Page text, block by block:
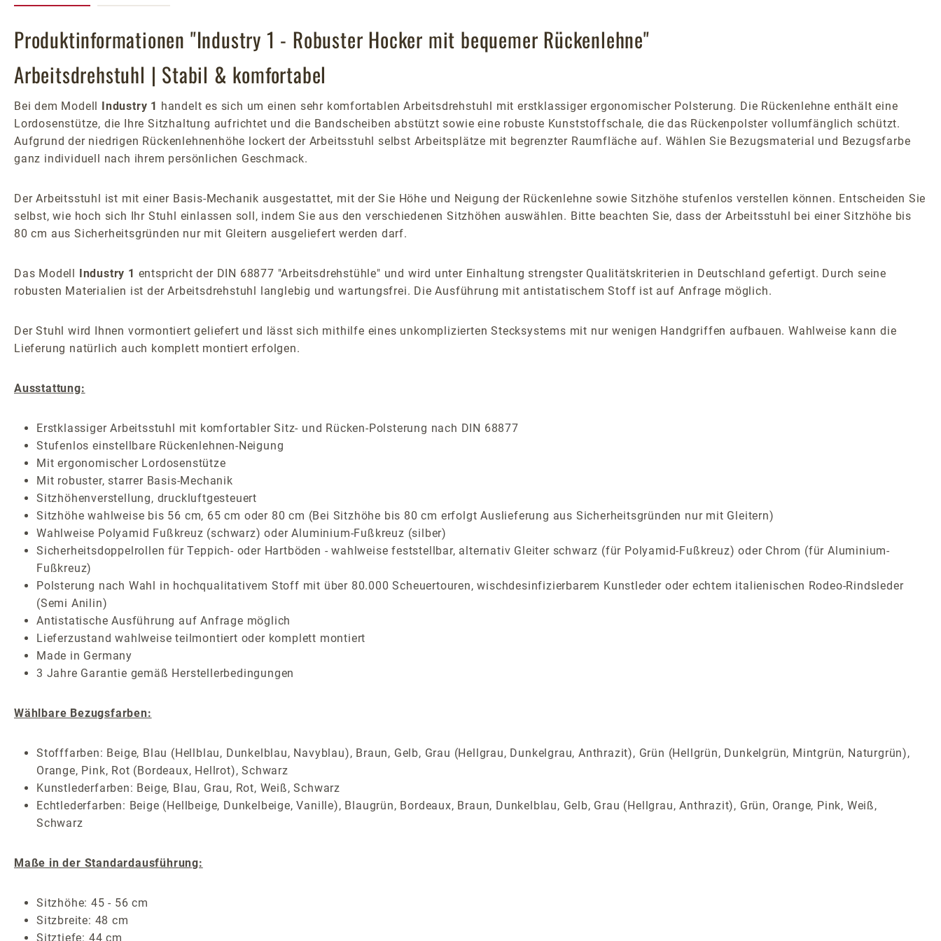
Produktinformationen "Industry 1 - Robuster Hocker mit bequemer Rückenlehne"
Arbeitsdrehstuhl | Stabil & komfortabel
Bei dem Modell Industry 1 handelt es sich um einen sehr komfortablen Arbeitsdrehstuhl mit erstklassiger ergonomischer Polsterung. Die Rückenlehne enthält eine
Lordosenstütze, die Ihre Sitzhaltung aufrichtet und die Bandscheiben abstützt sowie eine robuste Kunststoffschale, die das Rückenpolster vollumfänglich schützt.
Aufgrund der niedrigen Rückenlehnenhöhe lockert der Arbeitsstuhl selbst Arbeitsplätze mit begrenzter Raumfläche auf. Wählen Sie Bezugsmaterial und Bezugsfarbe
ganz individuell nach ihrem persönlichen Geschmack.
Der Arbeitsstuhl ist mit einer Basis-Mechanik ausgestattet, mit der Sie Höhe und Neigung der Rückenlehne sowie Sitzhöhe stufenlos verstellen können. Entscheiden Sie
selbst, wie hoch sich Ihr Stuhl einlassen soll, indem Sie aus den verschiedenen Sitzhöhen auswählen. Bitte beachten Sie, dass der Arbeitsstuhl bei einer Sitzhöhe bis
80 cm aus Sicherheitsgründen nur mit Gleitern ausgeliefert werden darf.
Das Modell Industry 1 entspricht der DIN 68877 "Arbeitsdrehstühle" und wird unter Einhaltung strengster Qualitätskriterien in Deutschland gefertigt. Durch seine
robusten Materialien ist der Arbeitsdrehstuhl langlebig und wartungsfrei. Die Ausführung mit antistatischem Stoff ist auf Anfrage möglich.
Der Stuhl wird Ihnen vormontiert geliefert und lässt sich mithilfe eines unkomplizierten Stecksystems mit nur wenigen Handgriffen aufbauen. Wahlweise kann die
Lieferung natürlich auch komplett montiert erfolgen.
Ausstattung:
Erstklassiger Arbeitsstuhl mit komfortabler Sitz- und Rücken-Polsterung nach DIN 68877
Stufenlos einstellbare Rückenlehnen-Neigung
Mit ergonomischer Lordosenstütze
Mit robuster, starrer Basis-Mechanik
Sitzhöhenverstellung, druckluftgesteuert
Sitzhöhe wahlweise bis 56 cm, 65 cm oder 80 cm (Bei Sitzhöhe bis 80 cm erfolgt Auslieferung aus Sicherheitsgründen nur mit Gleitern)
Wahlweise Polyamid Fußkreuz (schwarz) oder Aluminium-Fußkreuz (silber)
Sicherheitsdoppelrollen für Teppich- oder Hartböden - wahlweise feststellbar, alternativ Gleiter schwarz (für Polyamid-Fußkreuz) oder Chrom (für Aluminium-
Fußkreuz)
Polsterung nach Wahl in hochqualitativem Stoff mit über 80.000 Scheuertouren, wischdesinfizierbarem Kunstleder oder echtem italienischen Rodeo-Rindsleder
(Semi Anilin)
Antistatische Ausführung auf Anfrage möglich
Lieferzustand wahlweise teilmontiert oder komplett montiert
Made in Germany
3 Jahre Garantie gemäß Herstellerbedingungen
Wählbare Bezugsfarben:
Stofffarben: Beige, Blau (Hellblau, Dunkelblau, Navyblau), Braun, Gelb, Grau (Hellgrau, Dunkelgrau, Anthrazit), Grün (Hellgrün, Dunkelgrün, Mintgrün, Naturgrün),
Orange, Pink, Rot (Bordeaux, Hellrot), Schwarz
Kunstlederfarben: Beige, Blau, Grau, Rot, Weiß, Schwarz
Echtlederfarben: Beige (Hellbeige, Dunkelbeige, Vanille), Blaugrün, Bordeaux, Braun, Dunkelblau, Gelb, Grau (Hellgrau, Anthrazit), Grün, Orange, Pink, Weiß,
Schwarz
Maße in der Standardausführung:
Sitzhöhe: 45 - 56 cm
Sitzbreite: 48 cm
Sitztiefe: 44 cm